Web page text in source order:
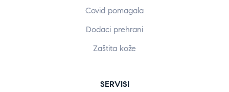
Covid pomagala
Dodaci prehrani
Zaštita kože
SERVISI